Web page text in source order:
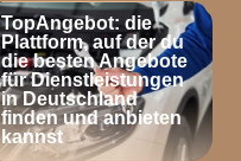
TopAngebot: die
Plattform, auf der du
die besten Angebote
für Dienstleistungen
in Deutschland
finden und anbieten
kannst